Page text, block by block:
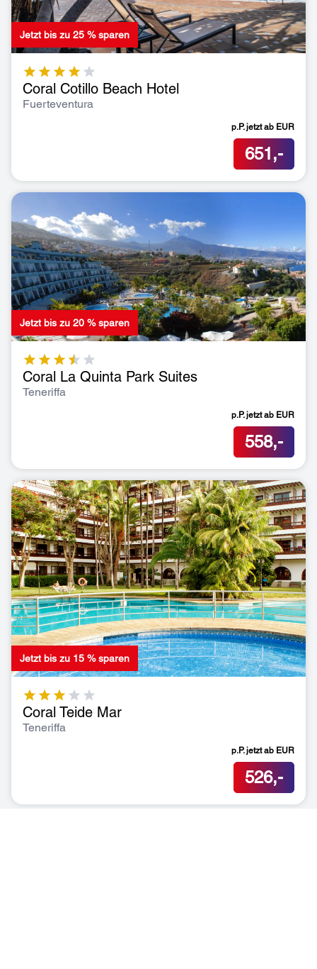
Jetzt bis zu 25 % sparen
Coral Cotillo Beach Hotel
Fuerteventura
p.P. jetzt ab EUR
651,-
Jetzt bis zu 20 % sparen
Coral La Quinta Park Suites
Teneriffa
p.P. jetzt ab EUR
558,-
Jetzt bis zu 15 % sparen
Coral Teide Mar
Teneriffa
p.P. jetzt ab EUR
526,-